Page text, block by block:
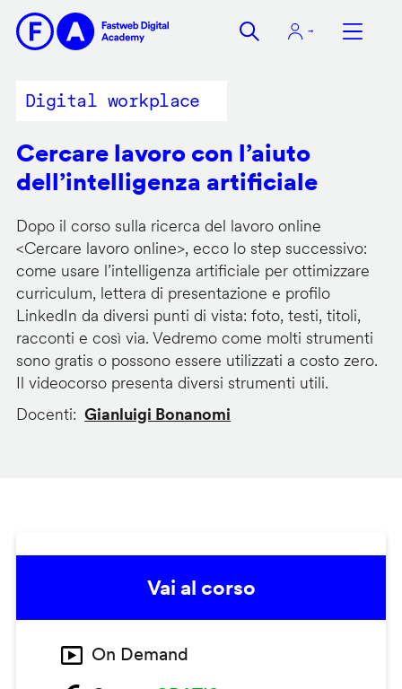
contenuto
Digital workplace
Cercare lavoro con l’aiuto
dell’intelligenza artificiale
Dopo il corso sulla ricerca del lavoro online
<Cercare lavoro online>, ecco lo step successivo:
come usare l’intelligenza artificiale per ottimizzare
curriculum, lettera di presentazione e profilo
LinkedIn da diversi punti di vista: foto, testi, titoli,
racconti e così via. Vedremo come molti strumenti
sono gratis o possono essere utilizzati a costo zero.
Il videocorso presenta diversi strumenti utili.
Docenti
Gianluigi Bonanomi
Vai al corso
On Demand